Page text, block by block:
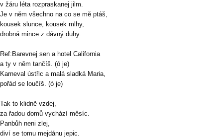
v žáru léta rozpraskanej jilm.
Je v něm všechno na co se mě ptáš,
kousek slunce, kousek mlhy,
drobná mince z dávný duhy.
Ref:Barevnej sen a hotel California
a ty v něm tančíš. (ó je)
Karneval ústřic a malá sladká Maria,
pořád se loučíš. (ó je)
Tak to klidně vzdej,
za řadou domů vychází měsíc.
Panbůh neni zlej,
diví se tomu mejdánu jepic.